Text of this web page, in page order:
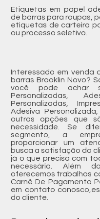
Etiquetas em papel
de barras para roupas,
etiquetas de carteira
ou processo seletivo.
Interessado em venda
barras Brooklin Novo?
você pode achar
Personalizadas,
Personalizadas,
Adesiva
outras opções que
necessidade. Se
segmento, a
proporcionar um
busca a satisfação do
já o que precisa com
necessária. Além
oferecemos trabalhos
Carnê De Pagamento
em contato
do cliente.